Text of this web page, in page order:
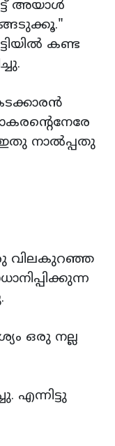
അയാള്‍
കണ്ട
ഇതു നാല്‍പ്പതു
വിലകുറഞ്ഞ
ഒരു നല്ല
എന്നിട്ടു